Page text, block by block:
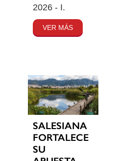
2026 - I.
VER MÁS
SALESIANA
FORTALECE
SU